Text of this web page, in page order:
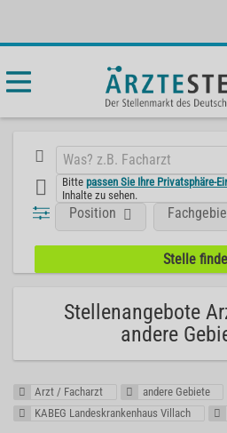
Bittepassen Sie Ihre Privatsphäre-
Inhalte zu sehen.
Position
Stellenangebote
andere
Arzt / Facharzt andere Gebiete
KABEG Landeskrankenhaus Villach